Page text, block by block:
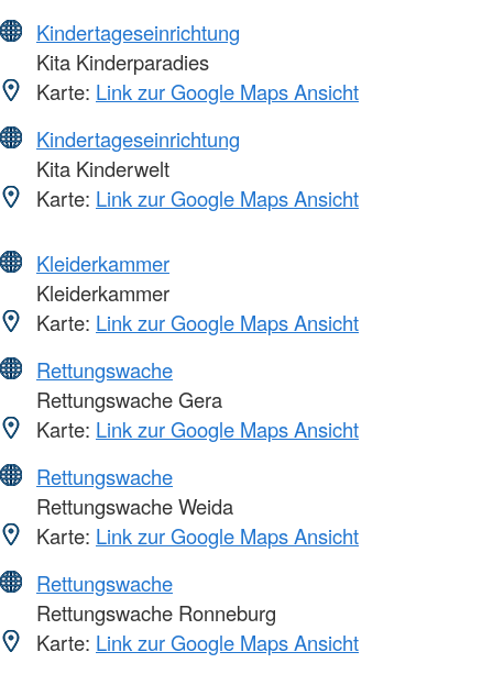
Kindertageseinrichtung
Kita Kinderparadies
Karte: Link zur Google Maps Ansicht
Kindertageseinrichtung
Kita Kinderwelt
Karte: Link zur Google Maps Ansicht
Kleiderkammer
Kleiderkammer
Karte: Link zur Google Maps Ansicht
Rettungswache
Rettungswache Gera
Karte: Link zur Google Maps Ansicht
Rettungswache
Rettungswache Weida
Karte: Link zur Google Maps Ansicht
Rettungswache
Rettungswache Ronneburg
Karte: Link zur Google Maps Ansicht